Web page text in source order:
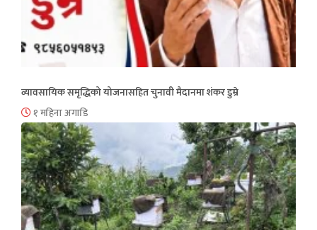
व्यावसायिक समृद्धिको योजनासहित चुनावी मैदानमा शंकर डुम्रे
१ महिना अगाडि